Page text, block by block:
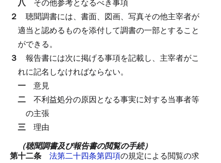
２ 聴聞調書には、書面、図画、写真その他主宰者が
適当と認めるものを添付して調書の一部とすること
ができる。
３ 報告書には次に掲げる事項を記載し、主宰者がこ
れに記名しなければならない。
一 意見
二 不利益処分の原因となる事実に対する当事者等
の主張
三 理由
（聴聞調書及び報告書の閲覧の手続）
第十二条 法第二十四条第四項の規定による閲覧の求